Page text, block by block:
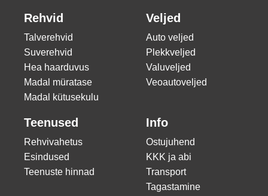
Rehvid
Talverehvid
Suverehvid
Hea haarduvus
Madal müratase
Madal kütusekulu
Veljed
Auto veljed
Plekkveljed
Valuveljed
Veoautoveljed
Teenused
Rehvivahetus
Esindused
Teenuste hinnad
Info
Ostujuhend
KKK ja abi
Transport
Tagastamine